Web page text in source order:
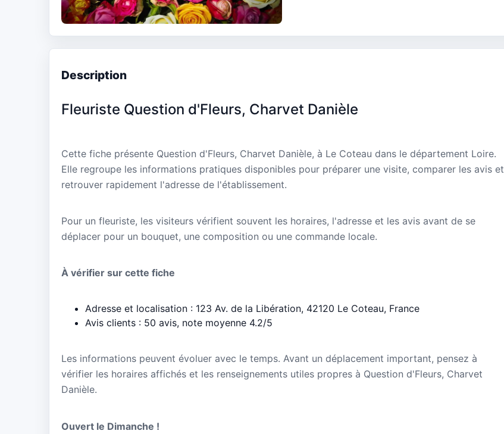
Description
Fleuriste Question d'Fleurs, Charvet Danièle
Cette fiche présente Question d'Fleurs, Charvet Danièle, à Le Coteau dans le département Loire.
Elle regroupe les informations pratiques disponibles pour préparer une visite, comparer les avis et
retrouver rapidement l'adresse de l'établissement.
Pour un fleuriste, les visiteurs vérifient souvent les horaires, l'adresse et les avis avant de se
déplacer pour un bouquet, une composition ou une commande locale.
À vérifier sur cette fiche
Adresse et localisation : 123 Av. de la Libération, 42120 Le Coteau, France
Avis clients : 50 avis, note moyenne 4.2/5
Les informations peuvent évoluer avec le temps. Avant un déplacement important, pensez à
vérifier les horaires affichés et les renseignements utiles propres à Question d'Fleurs, Charvet
Danièle.
Ouvert le Dimanche !